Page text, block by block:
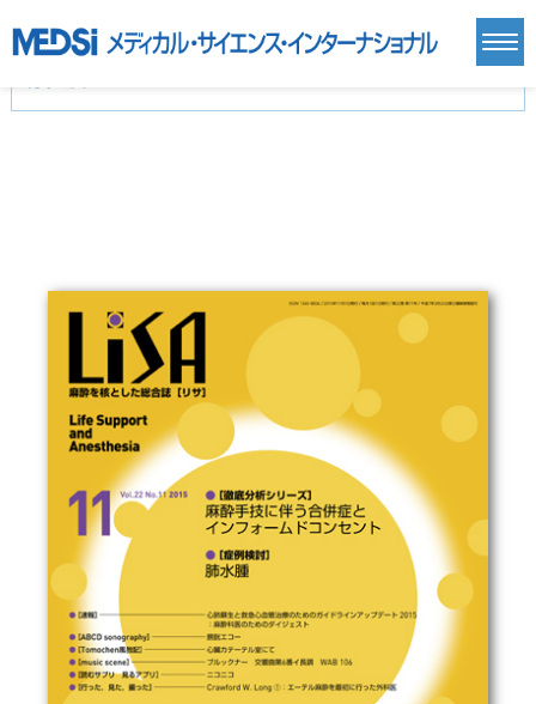
基礎医学(93)
基礎医学関連科学(80)
自然科学(25)
看護学(21)
医療技術(16)
歯科学(3)
保健・体育(1)
医学一般(91)